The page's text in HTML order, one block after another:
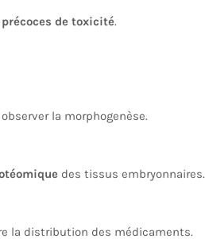
de toxicité.
la morphogenèse.
des tissus embryonnaires.
la distribution des médicaments.